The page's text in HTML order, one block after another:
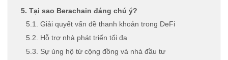
5. Tại sao Berachain đáng chú ý?
5.1. Giải quyết vấn đề thanh khoản trong DeFi
5.2. Hỗ trợ nhà phát triển tối đa
5.3. Sự ủng hộ từ cộng đồng và nhà đầu tư